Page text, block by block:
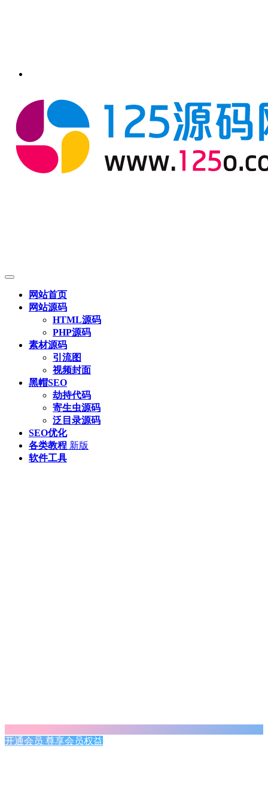
网站首页
网站源码
HTML源码
PHP源码
素材源码
引流图
视频封面
黑帽SEO
劫持代码
寄生虫源码
泛目录源码
SEO优化
各类教程 新版
软件工具
开通会员 尊享会员权益